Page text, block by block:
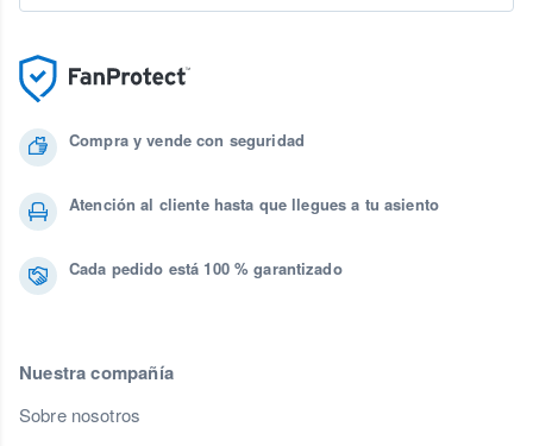
Compra y vende con seguridad
Atención al cliente hasta que llegues a tu asiento
Cada pedido está 100 % garantizado
Nuestra compañía
Sobre nosotros